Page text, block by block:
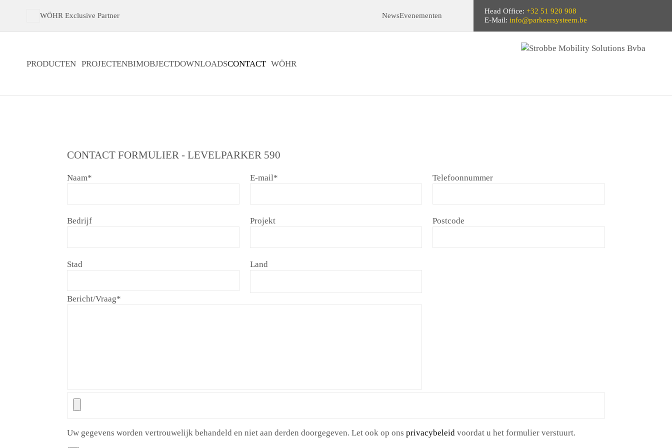
WÖHR Exclusive Partner NewsEvenementen
Head Office: +32 51 920 908
E-Mail: info@parkeersysteem.be
PRODUCTEN PROJECTENBIMOBJECTDOWNLOADSCONTACT WÖHR
CONTACT FORMULIER - LEVELPARKER 590
Naam* E-mail* Telefoonnummer
Bedrijf Projekt Postcode
Stad Land
Bericht/Vraag*
Uw gegevens worden vertrouwelijk behandeld en niet aan derden doorgegeven. Let ook op onsprivacybeleid voordat u het formulier verstuurt.